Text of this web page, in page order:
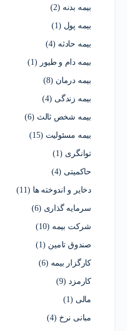
بیمه بدنه (2)
بیمه پول (1)
بیمه حادثه (4)
بیمه دام و طیور (1)
بیمه درمان (8)
بیمه زندگی (4)
بیمه شخص ثالث (6)
بیمه مسئولیت (15)
توانگری (1)
حاکمیتی (4)
دخایر و اندوخته ها (11)
سرمایه گذاری (6)
شرکت بیمه (10)
صندوق تامین (1)
کارگزار بیمه (6)
کارمزد(9)
مالی (1)
مبانی نرخ (4)